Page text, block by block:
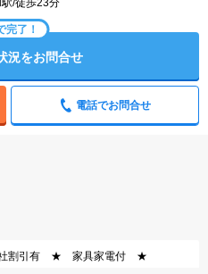
/徒歩23分
完了！
況をお問合せ
電話でお問合せ
社割引有 ★ 家具家電付 ★